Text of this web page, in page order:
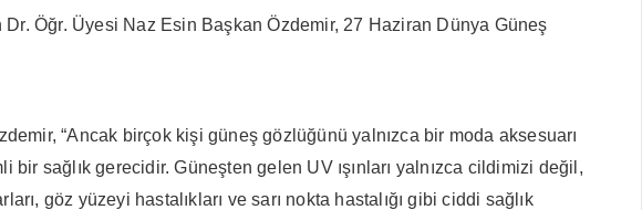
Öğr. Üyesi Naz Esin Başkan Özdemir, 27 Haziran Dünya Güneş
“Ancak birçok kişi güneş gözlüğünü yalnızca bir moda aksesuarı
sağlık gerecidir. Güneşten gelen UV ışınları yalnızca cildimizi değil,
göz yüzeyi hastalıkları ve sarı nokta hastalığı gibi ciddi sağlık